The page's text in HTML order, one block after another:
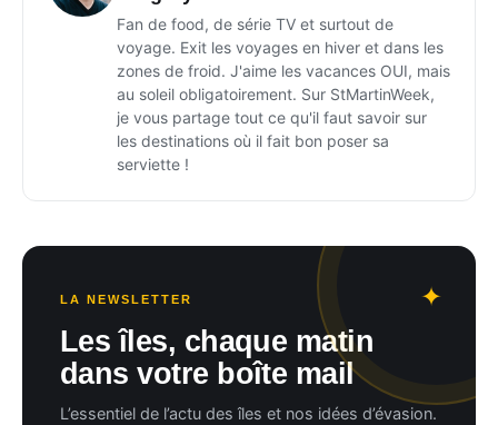
Fan de food, de série TV et surtout de
voyage. Exit les voyages en hiver et dans les
zones de froid. J'aime les vacances OUI, mais
au soleil obligatoirement. Sur StMartinWeek,
je vous partage tout ce qu'il faut savoir sur
les destinations où il fait bon poser sa
serviette !
LA NEWSLETTER
Les îles, chaque matin
dans votre boîte mail
L’essentiel de l’actu des îles et nos idées d’évasion.